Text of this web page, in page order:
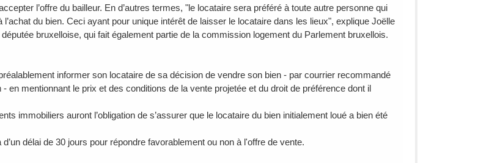
l’offre du bailleur. En d’autres termes, "le locataire sera préféré à toute autre personne qui
du bien. Ceci ayant pour unique intérêt de laisser le locataire dans les lieux", explique Joëlle
bruxelloise, qui fait également partie de la commission logement du Parlement bruxellois.
informer son locataire de sa décision de vendre son bien - par courrier recommandé
en mentionnant le prix et des conditions de la vente projetée et du droit de préférence dont il
immobiliers auront l’obligation de s’assurer que le locataire du bien initialement loué a bien été
délai de 30 jours pour répondre favorablement ou non à l'offre de vente.